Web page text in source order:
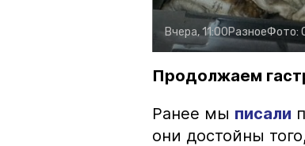
Вчера, 11:00РазноеФото:
Продолжаем
Ранее мы писали
они достойны